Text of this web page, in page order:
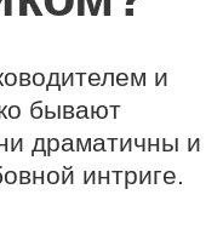
и
бывают
драматичны и
интриге.